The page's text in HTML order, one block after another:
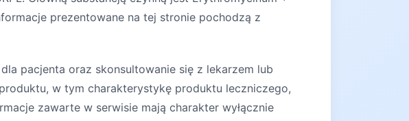
prezentowane na tej stronie pochodzą z
pacjenta oraz skonsultowanie się z lekarzem lub
w tym charakterystykę produktu leczniczego,
zawarte w serwisie mają charakter wyłącznie